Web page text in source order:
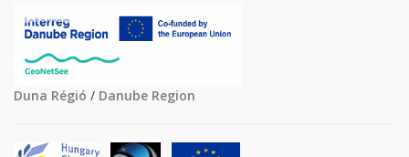
Duna Régió / Danube Region